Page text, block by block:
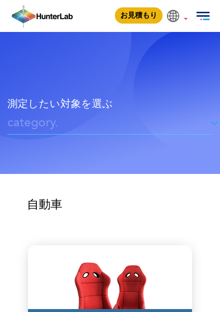
お見積もり
自動車内装材
自動車内装材
繊維・テキスタイル
測定したい対象を選ぶ
category.
自動車